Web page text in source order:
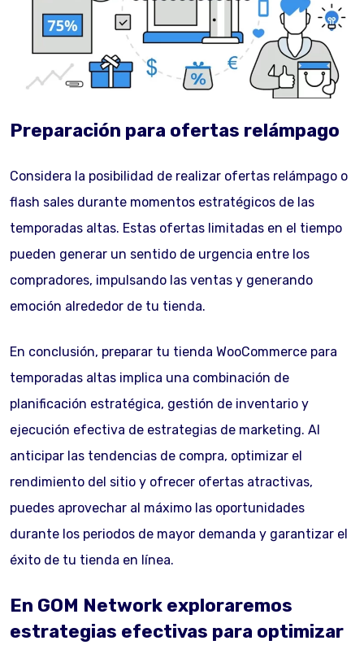
Preparación para ofertas relámpago
Considera la posibilidad de realizar ofertas relámpago o
flash sales durante momentos estratégicos de las
temporadas altas. Estas ofertas limitadas en el tiempo
pueden generar un sentido de urgencia entre los
compradores, impulsando las ventas y generando
emoción alrededor de tu tienda.
En conclusión, preparar tu tienda WooCommerce para
temporadas altas implica una combinación de
planificación estratégica, gestión de inventario y
ejecución efectiva de estrategias de marketing. Al
anticipar las tendencias de compra, optimizar el
rendimiento del sitio y ofrecer ofertas atractivas,
puedes aprovechar al máximo las oportunidades
durante los periodos de mayor demanda y garantizar el
éxito de tu tienda en línea.
En GOM Network exploraremos
estrategias efectivas para optimizar